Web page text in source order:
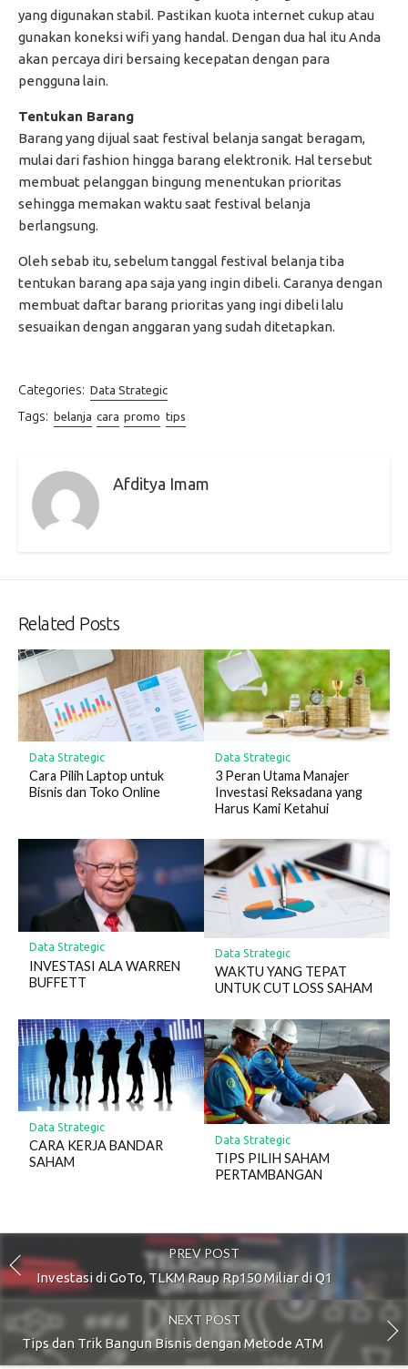
yang digunakan stabil. Pastikan kuota internet cukup atau
gunakan koneksi wifi yang handal. Dengan dua hal itu Anda
akan percaya diri bersaing kecepatan dengan para
pengguna lain.
Tentukan Barang
Barang yang dijual saat festival belanja sangat beragam,
mulai dari fashion hingga barang elektronik. Hal tersebut
membuat pelanggan bingung menentukan prioritas
sehingga memakan waktu saat festival belanja
berlangsung.
Oleh sebab itu, sebelum tanggal festival belanja tiba
tentukan barang apa saja yang ingin dibeli. Caranya dengan
membuat daftar barang prioritas yang ingi dibeli lalu
sesuaikan dengan anggaran yang sudah ditetapkan.
Categories: Data Strategic
Tags: belanja cara promo tips
Afditya Imam
Related Posts
Data Strategic
Cara Pilih Laptop untuk
Bisnis dan Toko Online
Data Strategic
3 Peran Utama Manajer
Investasi Reksadana yang
Harus Kami Ketahui
Data Strategic
INVESTASI ALA WARREN
BUFFETT
Data Strategic
WAKTU YANG TEPAT
UNTUK CUT LOSS SAHAM
Data Strategic
CARA KERJA BANDAR
SAHAM
Data Strategic
TIPS PILIH SAHAM
PERTAMBANGAN
PREV POST
Investasi di GoTo, TLKM Raup Rp150 Miliar di Q1
NEXT POST
Tips dan Trik Bangun Bisnis dengan Metode ATM